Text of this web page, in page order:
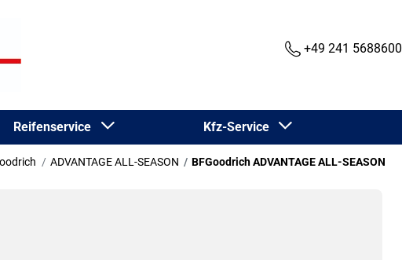
+49 241 5688600
Reifenservice Kfz-Service
ADVANTAGE ALL-SEASON BFGoodrich ADVANTAGE ALL-SEASON